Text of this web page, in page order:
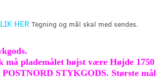
HER Tegning og mål skal med sendes.
må plademålet højst være Højde
STYKGODS. Største